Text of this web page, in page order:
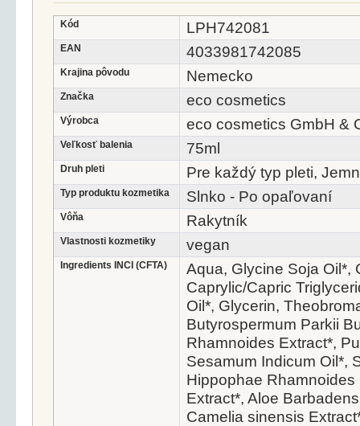
Kód LPH742081
EAN 4033981742085
Krajina pôvodu Nemecko
Značka eco cosmetics
Výrobca eco cosmetics GmbH &
Veľkosť balenia 75ml
Druh pleti Pre každý typ pleti,
Typ produktu kozmetika Slnko - Po opaľovaní
Vôňa Rakytník
Vlastnosti kozmetiky vegan
Ingredients INCI (CFTA)
Aqua, Glycine Soja Oil*,
Caprylic/Capric
Oil*, Glycerin,
Butyrospermum Parkii
Rhamnoides Extract*,
Sesamum Indicum Oil*,
Hippophae
Extract*, Aloe
Camelia sinensis